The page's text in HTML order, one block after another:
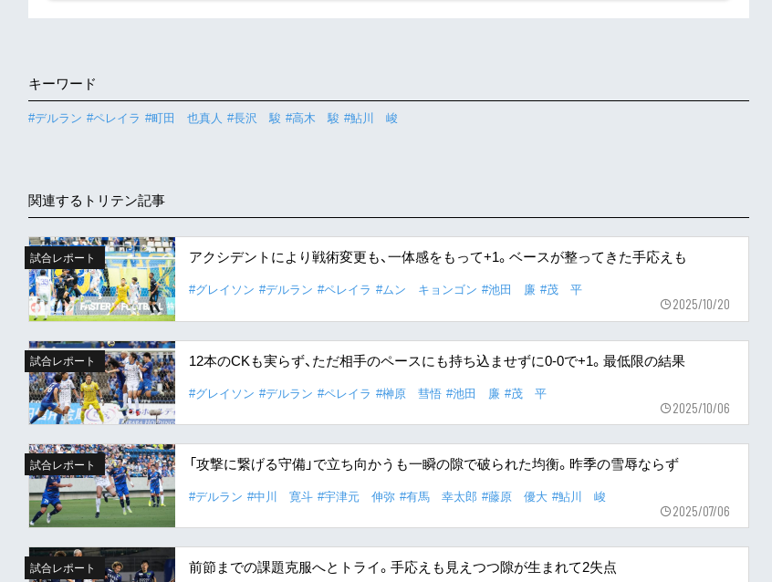
キーワード
#デルラン #ペレイラ #町田 也真人 #長沢 駿 #高木 駿 #鮎川 峻
関連するトリテン記事
試合レポート アクシデントにより戦術変更も、一体感をもって+1。ベースが整ってきた手応えも
#グレイソン #デルラン #ペレイラ #ムン キョンゴン #池田 廉 #茂 平
2025/10/20
試合レポート 12本のCKも実らず、ただ相手のペースにも持ち込ませずに0-0で+1。最低限の結果
#グレイソン #デルラン #ペレイラ #榊原 彗悟 #池田 廉 #茂 平
2025/10/06
試合レポート 「攻撃に繋げる守備」で立ち向かうも一瞬の隙で破られた均衡。昨季の雪辱ならず
#デルラン #中川 寛斗 #宇津元 伸弥 #有馬 幸太郎 #藤原 優大 #鮎川 峻
2025/07/06
試合レポート 前節までの課題克服へとトライ。手応えも見えつつ隙が生まれて2失点